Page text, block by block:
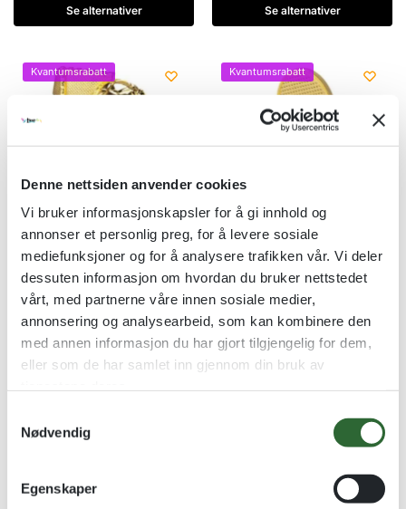
Denne nettsiden anvender cookies
Vi bruker informasjonskapsler for å gi innhold og
annonser et personlig preg, for å levere sosiale
mediefunksjoner og for å analysere trafikken vår. Vi deler
dessuten informasjon om hvordan du bruker nettstedet
vårt, med partnerne våre innen sosiale medier,
annonsering og analysearbeid, som kan kombinere den
med annen informasjon du har gjort tilgjengelig for dem,
eller som de har samlet inn gjennom din bruk av
Nødvendig
Egenskaper
Se alternativer Se alternativer
Kvantumsrabatt
Team Håndball
Håndballpremie Gullvalør
Se alternativer
Kvantumsrabatt
Team Tennis
Tennispremie Gullvalør
kr59,00
Se alternativer